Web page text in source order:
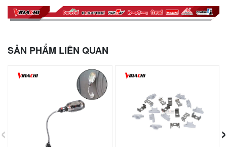
SẢN PHẨM LIÊN QUAN
‹ ›